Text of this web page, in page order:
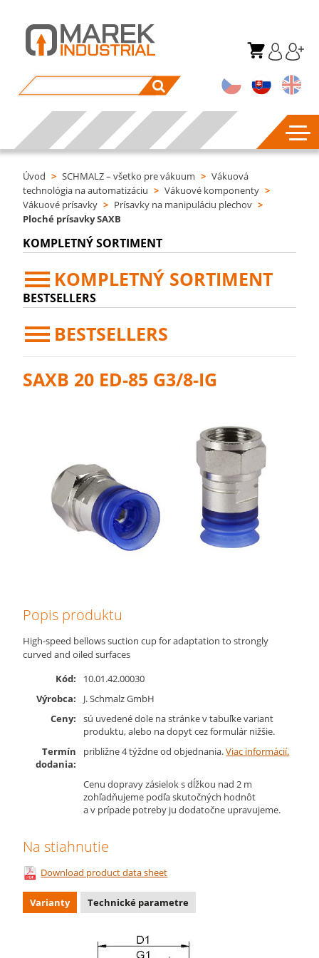
Úvod > SCHMALZ – všetko pre vákuum > Vákuová
technológia na automatizáciu > Vákuové komponenty >
Vákuové prísavky > Prísavky na manipuláciu plechov >
Ploché prísavky SAXB
KOMPLETNÝ SORTIMENT
KOMPLETNÝ SORTIMENT
BESTSELLERS
BESTSELLERS
SAXB 20 ED-85 G3/8-IG
Popis produktu
High-speed bellows suction cup for adaptation to strongly
curved and oiled surfaces
Kód:
10.01.42.00030
Výrobca:
J. Schmalz GmbH
Ceny:
sú uvedené dole na stránke v tabuľke variant
produktu, alebo na dopyt cez formulár nižšie.
Termín
dodania:
približne 4 týždne od objednania.Viac informácií.
Cenu dopravy zásielok s dĺžkou nad 2 m
zohľadňujeme podľa skutočných hodnôt
a v prípade potreby ju dodatočne upravujeme.
Na stiahnutie
Download product data sheet
Varianty Technické parametre